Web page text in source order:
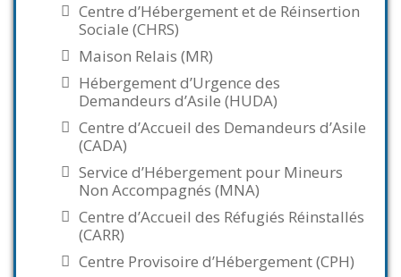
Centre d’Hébergement et de Réinsertion
Sociale (CHRS)
Maison Relais (MR)
Hébergement d’Urgence des
Demandeurs d’Asile (HUDA)
Centre d’Accueil des Demandeurs d’Asile
(CADA)
Service d’Hébergement pour Mineurs
Non Accompagnés (MNA)
Centre d’Accueil des Réfugiés Réinstallés
(CARR)
Centre Provisoire d’Hébergement (CPH)